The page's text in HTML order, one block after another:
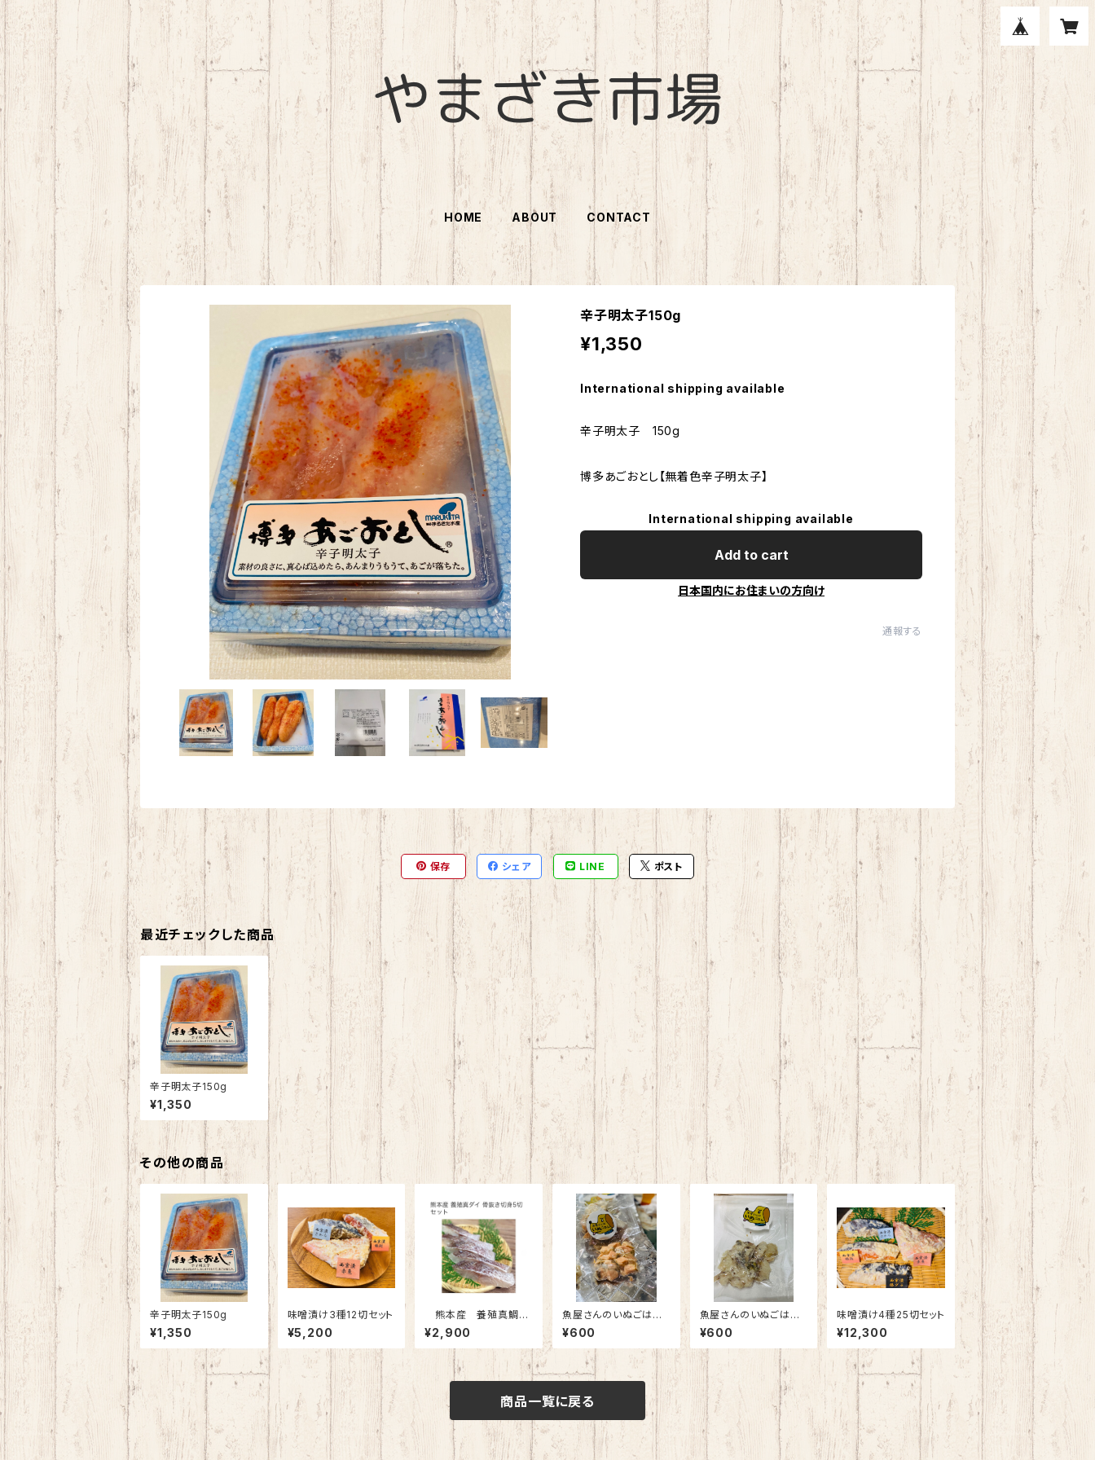
HOME ABOUT CONTACT
辛子明太子150g
¥1,350
International shipping available
辛子明太子 150g
博多あごおとし【無着色辛子明太子】
International shipping available
Add to cart
日本国内にお住まいの方向け
通報する
保存 シェア LINE ポスト
最近チェックした商品
辛子明太子150g
¥1,350
その他の商品
辛子明太子150g
¥1,350
味噌漬け3種12切セット
¥5,200
熊本産 養殖真鯛
骨なし5切400g
¥2,900
魚屋さんのいぬごはん
（鮭）1パック50g
¥600
魚屋さんのいぬごはん
（ヒメ鯛）1パック50g
¥600
味噌漬け4種25切セット
¥12,300
商品一覧に戻る